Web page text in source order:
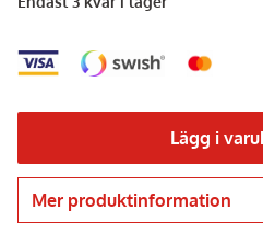
Lägg i
Gå till
Mer produktinformation